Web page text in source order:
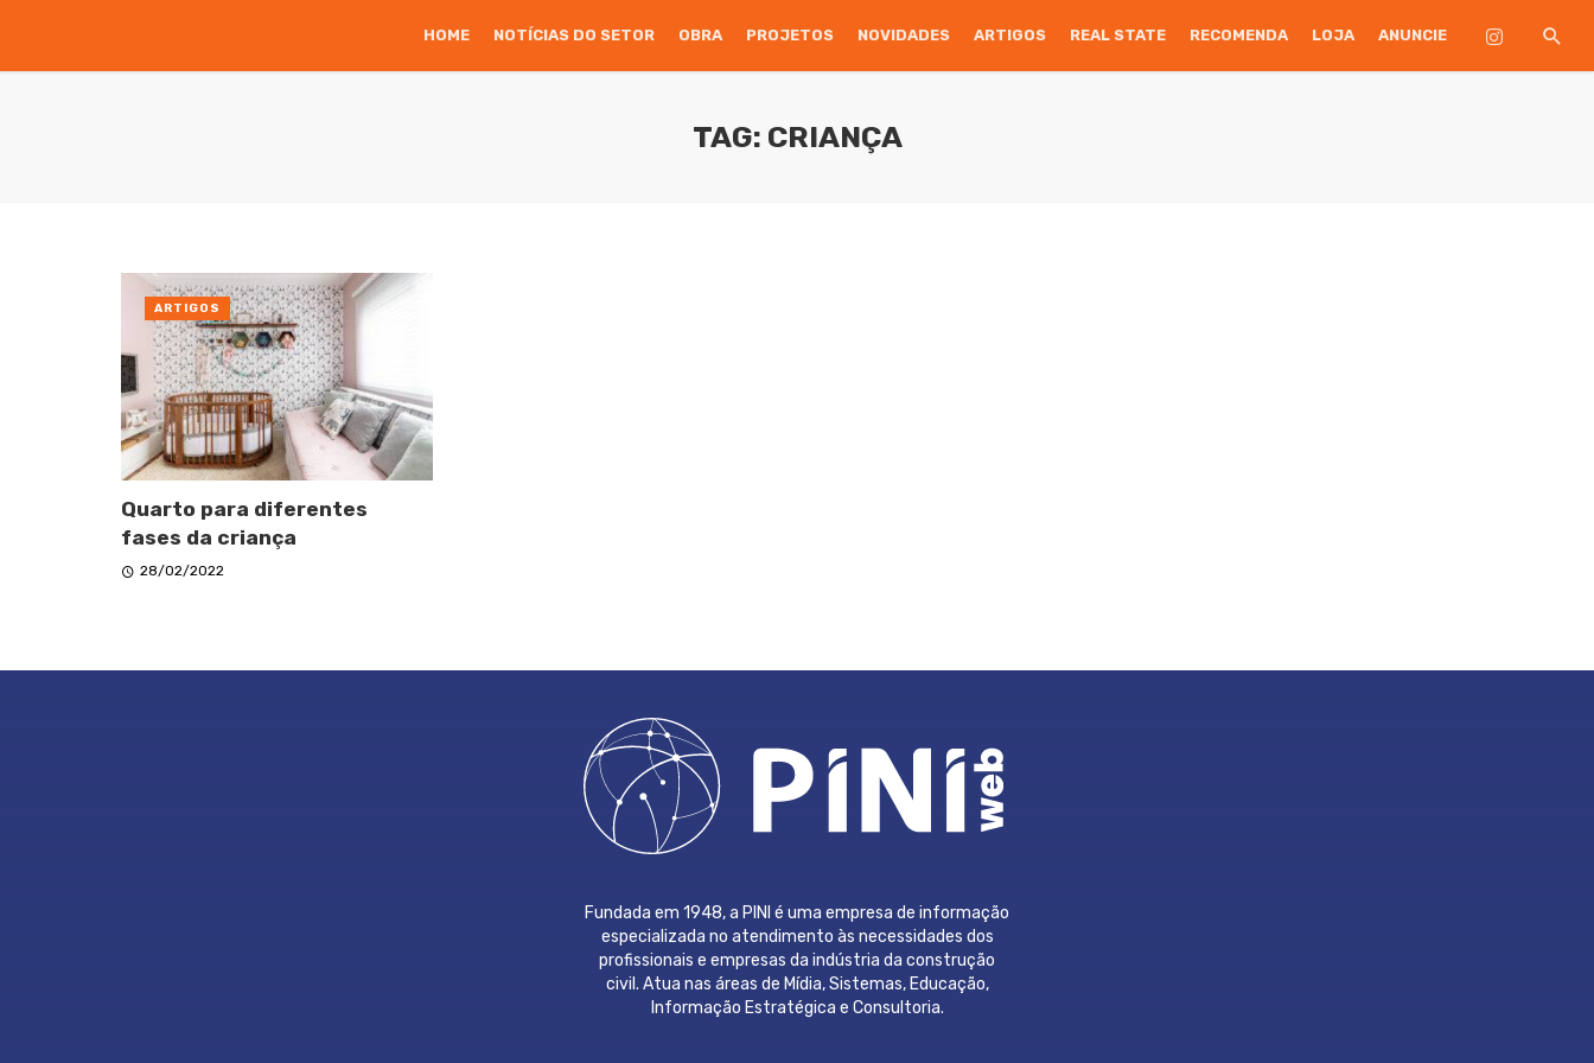
HOME NOTÍCIAS DO SETOR OBRA PROJETOS NOVIDADES ARTIGOS REAL STATE RECOMENDA LOJA ANUNCIE
TAG: CRIANÇA
Quarto para diferentes
fases da criança
28/02/2022
ARTIGOS
Fundada em 1948, a PINI é uma empresa de informação
especializada no atendimento às necessidades dos
profissionais e empresas da indústria da construção
civil. Atua nas áreas de Mídia, Sistemas, Educação,
Informação Estratégica e Consultoria.